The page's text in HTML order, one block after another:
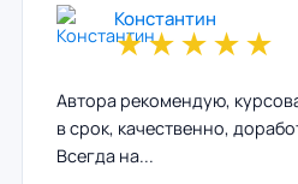
Константин
★★★★★
Автора рекомендую,
в срок, качественно,
Всегда на...